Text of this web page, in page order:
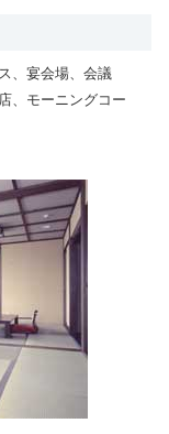
、宴会場、会議
、モーニングコー